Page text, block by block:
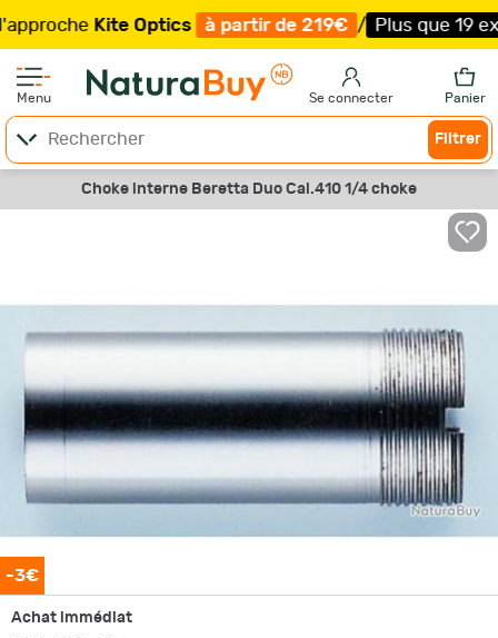
Kite Optics à partir de 219€ / Plus que 19
Menu Se connecter Panier
Filtrer
Choke interne Beretta Duo Cal.410 1/4 choke
-3€
Achat immédiat